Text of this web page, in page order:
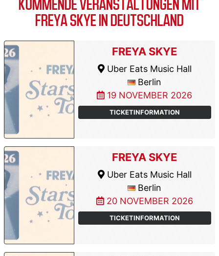
KOMMENDE VERANSTALTUNGEN MIT
FREYA SKYE IN DEUTSCHLAND
FREYA SKYE
Uber Eats Music Hall
Berlin
19 NOVEMBER 2026
TICKETINFORMATION
FREYA SKYE
Uber Eats Music Hall
Berlin
20 NOVEMBER 2026
TICKETINFORMATION